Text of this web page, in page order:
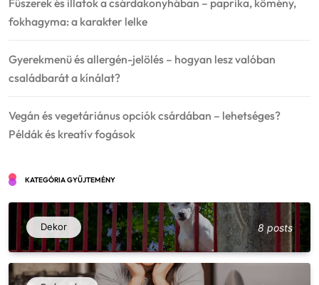
fokhagyma: a karakter lelke
Gyerekmenü és allergén-jelölés – hogyan lesz valóban
családbarát a kínálat?
Vegán és vegetáriánus opciók csárdában – lehetséges?
Példák és kreatív fogások
KATEGÓRIA GYŰJTEMÉNY
Dekor 8 posts